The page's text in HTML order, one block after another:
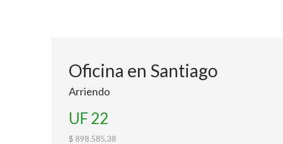
Oficina en Santiago
Arriendo
UF 22
$ 898.585,38